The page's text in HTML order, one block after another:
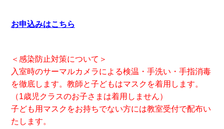
お申込みはこちら
＜感染防止対策について＞
入室時のサーマルカメラによる検温・手洗い・手指消毒
を徹底します。教師と子どもはマスクを着用します。
（1歳児クラスのお子さまは着用しません）
子ども用マスクをお持ちでない方には教室受付で配布い
たします。